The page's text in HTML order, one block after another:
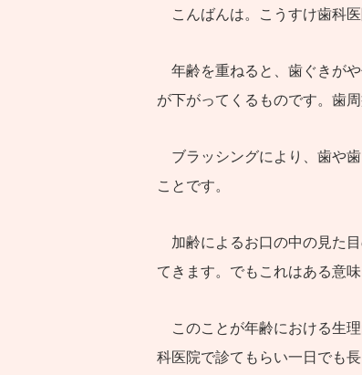
こんばんは。こうすけ歯科医
年齢を重ねると、歯ぐきが
が下がってくるものです。歯
ブラッシングにより、歯や
ことです。
加齢によるお口の中の見た
てきます。でもこれはある意
このことが年齢における生
科医院で診てもらい一日でも